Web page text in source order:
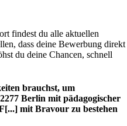
findest du alle aktuellen
dass deine Bewerbung direkt
du deine Chancen, schnell
brauchst, um
Berlin mit pädagogischer
mit Bravour zu bestehen